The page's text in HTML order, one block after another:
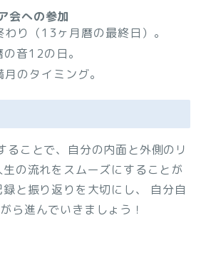
会への参加
わり（13ヶ月暦の最終日）。
音12の日。
のタイミング。
ることで、自分の内面と外側のリ
の流れをスムーズにすることが
と振り返りを大切にし、 自分自
ら進んでいきましょう！